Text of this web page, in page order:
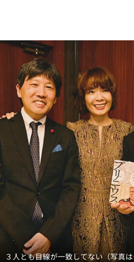
３人とも目線が一致してない（写真は